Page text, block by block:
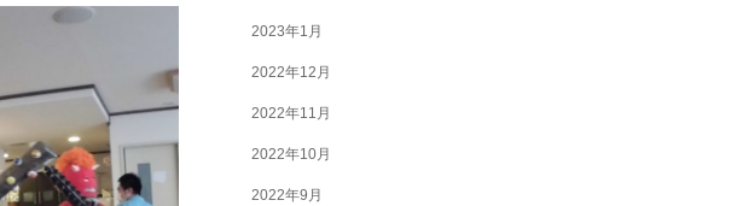
2023年1月
2022年12月
2022年11月
2022年10月
2022年9月